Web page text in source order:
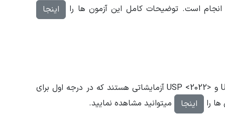
اینجا
آزمون های میکروبیولوژی مکمل ها بر اساس استاندارد <2021> USP و <USP <2022 انجام میشود . آزمون های <2021> USP و <USP <2022 آزمایشاتی هستند که در درجه اول برای
را
اینجا میتوانید مشاهده نمایید.